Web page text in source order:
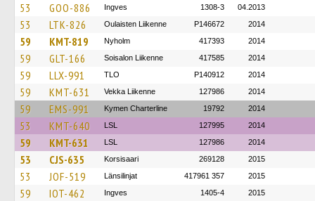
53 GOO-886 Ingves 1308-3 04.2013
53 LTK-826 Oulaisten Liikenne P146672 2014
59 KMT-819 Nyholm 417393 2014
59 GLT-166 Soisalon Liikenne 417585 2014
59 LLX-991 TLO P140912 2014
59 KMT-631 Vekka Liikenne 127986 2014
59 EMS-991 Kymen Charterline 19792 2014
53 KMT-640 LSL 127995 2014
59 KMT-631 LSL 127986 2014
53 CJS-635 Korsisaari 269128 2015
53 JOF-519 Länsilinjat 417961 357 2015
59 IOT-462 Ingves 1405-4 2015